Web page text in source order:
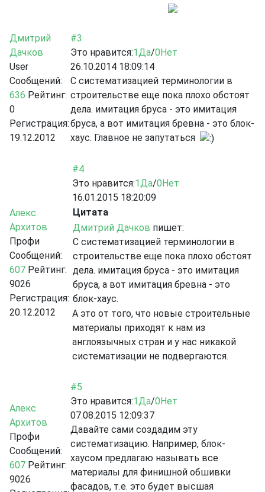
Дмитрий
Дачков
User
Сообщений:
636 Рейтинг:
0
Регистрация:
19.12.2012
#3
Это нравится:1Да/0 Нет
26.10.2014 18:09:14
С систематизацией терминологии в
строительстве еще пока плохо обстоят
дела. имитация бруса - это имитация
бруса, а вот имитация бревна - это блок-
хаус. Главное не запутаться
Алекс
Архитов
Профи
Сообщений:
607 Рейтинг:
9026
Регистрация:
20.12.2012
#4
Это нравится:1Да/0 Нет
16.01.2015 18:20:09
Цитата
Дмитрий Дачков пишет:
С систематизацией терминологии в
строительстве еще пока плохо обстоят
дела. имитация бруса - это имитация
бруса, а вот имитация бревна - это
блок-хаус.
А это от того, что новые строительные
материалы приходят к нам из
англоязычных стран и у нас никакой
систематизации не подвергаются.
Алекс
Архитов
Профи
Сообщений:
607 Рейтинг:
9026
#5
Это нравится:1Да/0 Нет
07.08.2015 12:09:37
Давайте сами создадим эту
систематизацию. Например, блок-
хаусом предлагаю называть все
материалы для финишной обшивки
фасадов, т.е. это будет высшая